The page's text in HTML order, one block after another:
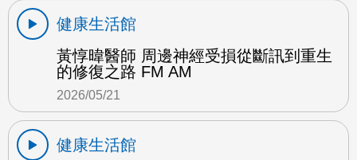
健康生活館
黃惇暐醫師 周邊神經受損從斷訊到重生
的修復之路 FM AM
2026/05/21
健康生活館